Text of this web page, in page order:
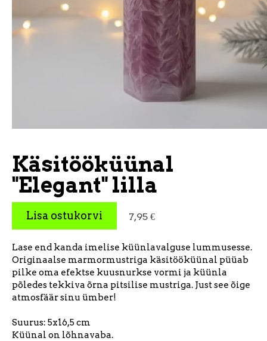
Käsitööküünal
"Elegant" lilla
Lisa ostukorvi 7,95 €
Lase end kanda imelise küünlavalguse lummusesse.
Originaalse marmormustriga käsitööküünal püüab
pilke oma efektse kuusnurkse vormi ja küünla
põledes tekkiva õrna pitsilise mustriga. Just see õige
atmosfäär sinu ümber!
Suurus: 5x16,5 cm
Küünal on lõhnavaba.